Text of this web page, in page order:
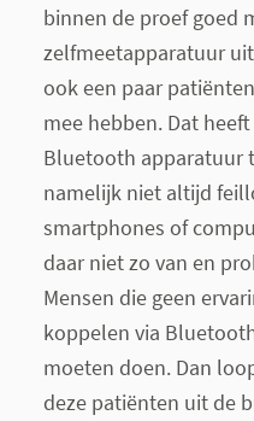
binnen de proef goed
zelfmeetapparatuur
ook een paar
mee hebben. Dat
Bluetooth apparatuur
namelijk niet altijd
smartphones of
daar niet zo van en
Mensen die geen
koppelen via
moeten doen. Dan
deze patiënten uit de